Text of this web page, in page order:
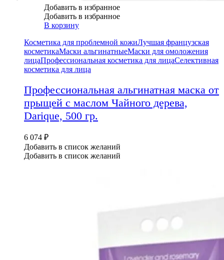
Добавить в избранное
Добавить в избранное
В корзину
Косметика для проблемной кожиЛучшая французская
косметикаМаски альгинатныеМаски для омоложения
лицаПрофессиональная косметика для лицаСелективная
косметика для лица
Профессиональная альгинатная маска от
прыщей с маслом Чайного дерева,
Darique, 500 гр.
6 074 ₽
Добавить в список желаний
Добавить в список желаний